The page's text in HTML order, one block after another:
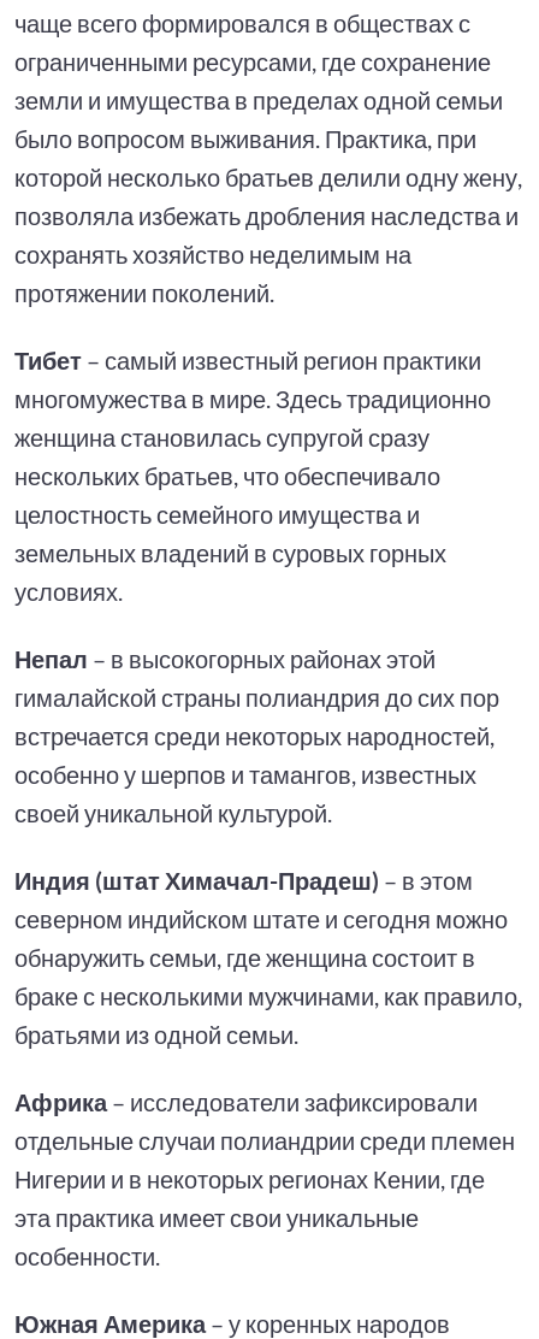
чаще всего формировался в обществах с
ограниченными ресурсами, где сохранение
земли и имущества в пределах одной семьи
было вопросом выживания. Практика, при
которой несколько братьев делили одну жену,
позволяла избежать дробления наследства и
сохранять хозяйство неделимым на
протяжении поколений.
Тибет – самый известный регион практики
многомужества в мире. Здесь традиционно
женщина становилась супругой сразу
нескольких братьев, что обеспечивало
целостность семейного имущества и
земельных владений в суровых горных
условиях.
Непал – в высокогорных районах этой
гималайской страны полиандрия до сих пор
встречается среди некоторых народностей,
особенно у шерпов и тамангов, известных
своей уникальной культурой.
Индия (штат Химачал-Прадеш) – в этом
северном индийском штате и сегодня можно
обнаружить семьи, где женщина состоит в
браке с несколькими мужчинами, как правило,
братьями из одной семьи.
Африка – исследователи зафиксировали
отдельные случаи полиандрии среди племен
Нигерии и в некоторых регионах Кении, где
эта практика имеет свои уникальные
особенности.
Южная Америка – у коренных народов